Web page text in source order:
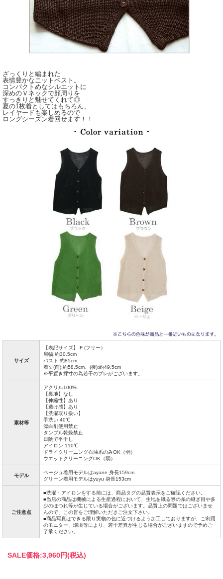
ざっくりと編まれた
表情豊かなニットベスト。
コンパクトめなシルエットに
深めのＶネックで顔周りを
すっきりと魅せてくれて◎
夏の1枚着としてはもちろん、
レイヤードも楽しめるので
ロングシーズン着回せます！！
サイズ
【表記サイズ】 F (フリー）
肩幅:約30.5cm
バスト:約85cm
着丈(前):約58.5cm、(後):約49.5cm
※平置き採寸の為若干のブレがございます。
素材等
アクリル100%
【裏地】なし
【伸縮性】あり
【透け感】あり
【洗濯取り扱い】
手洗い 40℃
漂白剤使用禁止
タンブル乾燥禁止
日陰で平干し
アイロン 110℃
ドライクリーニング石油系のみOK（弱）
ウエットクリーニングOK（弱）
モデル
ベージュ着用モデルはayane 身長159cm
グリーン着用モデルはyuyu 身長153cm
ご注意点
■洗濯・アイロンをする前には、商品タグの品質表示をご確認ください。
■当店の商品は機械による生産過程において、生地を織る際の糸の継ぎ目や多
少のほつれ等が生じている場合がございます。品質上の問題ではございませ
んので、この旨をご理解いただきご注文下さい。
■商品写真はできる限り実物の色に近づけるよう加工しておりますが、ご利用
のモニター、環境等により、若干差異が生じる場合がございますので予めご
了承ください。
SALE価格:3,960円(税込)